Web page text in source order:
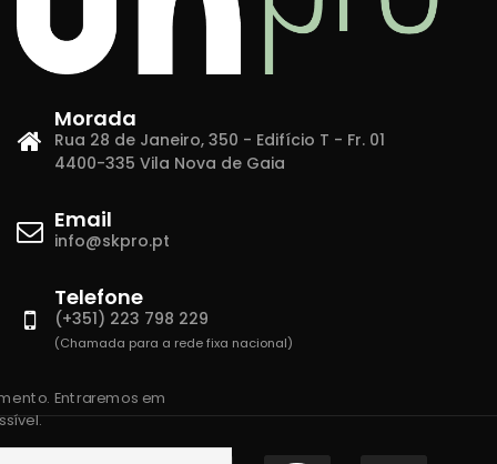
Morada
Rua 28 de Janeiro, 350 - Edifício T - Fr. 01
4400-335 Vila Nova de Gaia
Email
info@skpro.pt
Telefone
(+351) 223 798 229
(Chamada para a rede fixa nacional)
Entraremos em